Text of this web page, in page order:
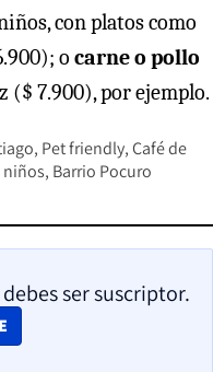
con platos como
o carne o pollo
($ 7.900), por ejemplo.
Pet friendly Café de
niños Barrio Pocuro
ser suscriptor.
WINDOW